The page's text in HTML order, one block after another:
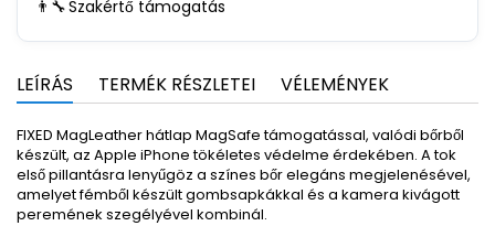
👨‍🔧Szakértő támogatás
LEÍRÁS TERMÉK RÉSZLETEI VÉLEMÉNYEK
FIXED MagLeather hátlap MagSafe támogatással, valódi bőrből
készült, az Apple iPhone tökéletes védelme érdekében. A tok
első pillantásra lenyűgöz a színes bőr elegáns megjelenésével,
amelyet fémből készült gombsapkákkal és a kamera kivágott
peremének szegélyével kombinál.